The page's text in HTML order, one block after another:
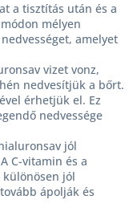
a tisztítás után és a
mélyen
amelyet
vizet vonz,
nedvesítjük a bőrt.
érhetjük el. Ez
nedvessége
jól
C-vitamin és a
különösen jól
ápolják és